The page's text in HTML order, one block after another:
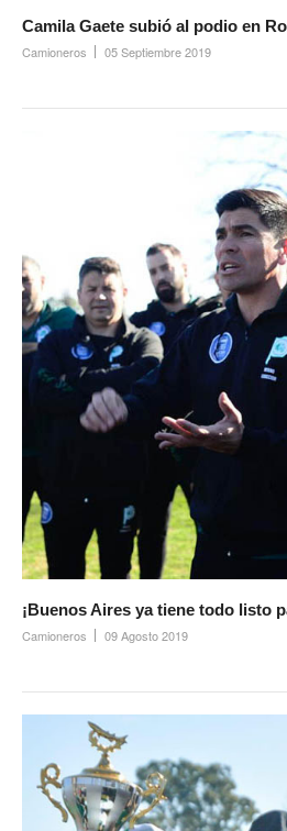
Camila Gaete subió al podio en
Camioneros 05 Septiembre 2019
¡Buenos Aires ya tiene todo listo
Camioneros 09 Agosto 2019